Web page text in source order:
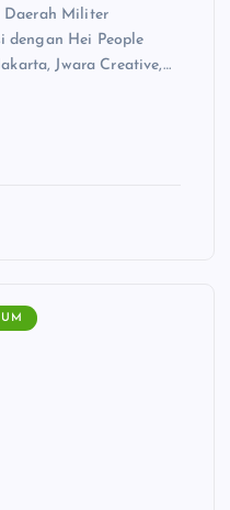
Daerah Militer
dengan Hei People
Jwara Creative,…